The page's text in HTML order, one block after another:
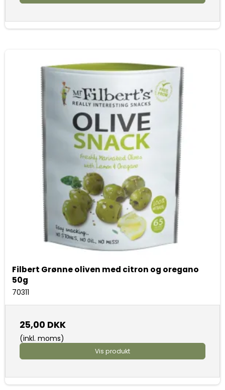
Filbert Grønne oliven med citron og oregano
50g
70311
25,00 DKK
(inkl. moms)
Vis produkt